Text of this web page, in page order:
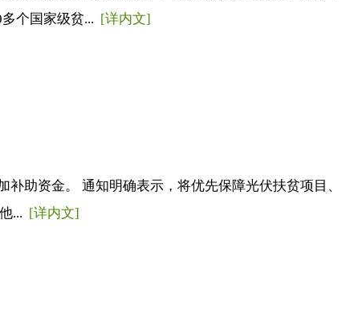
个国家级贫... [详内文]
助资金。 通知明确表示，将优先保障光伏扶贫项目、
... [详内文]